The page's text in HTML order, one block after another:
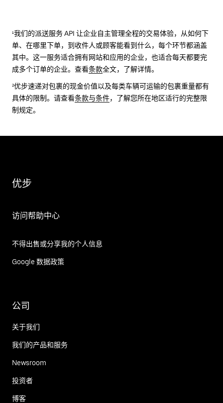
¹我们的派送服务 API 让企业自主管理全程的交易体验，从如何下
单、在哪里下单，到收件人或顾客能看到什么，每个环节都涵盖
其中。这一服务适合拥有网站和应用的企业，也适合每天都要完
成多个订单的企业。查看条款全文，了解详情。
²优步速递对包裹的现金价值以及每类车辆可运输的包裹重量都有
具体的限制。请查看条款与条件，了解您所在地区适行的完整限
制规定。
优步
访问帮助中心
不得出售或分享我的个人信息
Google 数据政策
公司
关于我们
我们的产品和服务
Newsroom
投资者
博客